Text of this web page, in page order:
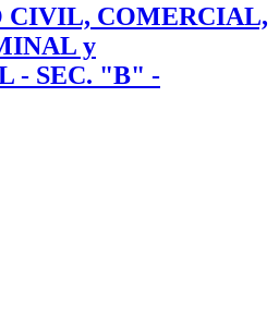
CIVIL, COMERCIAL,
y
- SEC. "B" -